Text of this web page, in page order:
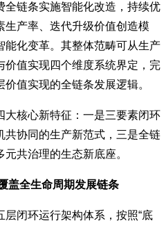
全链条实施智能化改造，持续优
产率、迭代升级价值创造模
能化变革。其整体范畴可从生产
价值实现四个维度系统界定，完
值实现的全链条发展逻辑。
大核心新特征：一是三要素闭环
共协同的生产新范式，三是全链
共治理的生态新底座。
盖全生命周期发展链条
闭环运行架构体系，按照“底